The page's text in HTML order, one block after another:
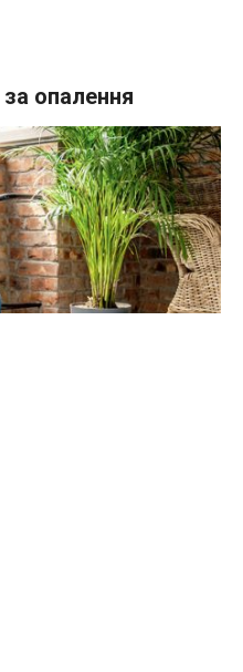
опалення